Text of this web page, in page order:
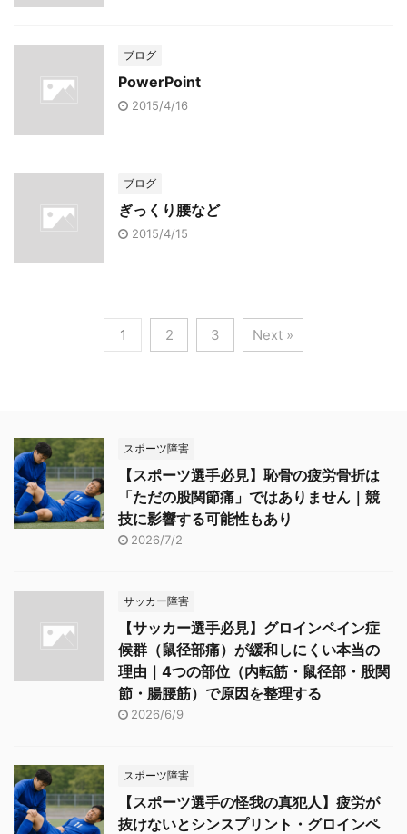
ブログ
PowerPoint
2015/4/16
ブログ
ぎっくり腰など
2015/4/15
1 2 3 Next »
スポーツ障害
【スポーツ選手必見】恥骨の疲労骨折は
「ただの股関節痛」ではありません｜競
技に影響する可能性もあり
2026/7/2
サッカー障害
【サッカー選手必見】グロインペイン症
候群（鼠径部痛）が緩和しにくい本当の
理由｜4つの部位（内転筋・鼠径部・股関
節・腸腰筋）で原因を整理する
2026/6/9
スポーツ障害
【スポーツ選手の怪我の真犯人】疲労が
抜けないとシンスプリント・グロインペ